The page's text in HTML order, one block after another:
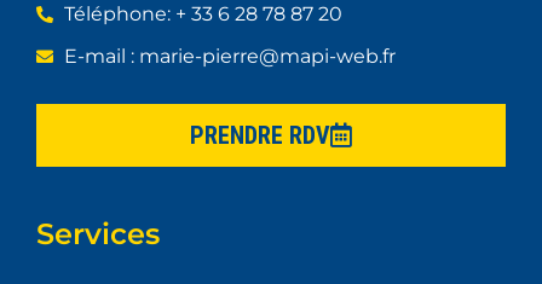
Téléphone: + 33 6 28 78 87 20
E-mail : marie-pierre@mapi-web.fr
PRENDRE RDV
Services